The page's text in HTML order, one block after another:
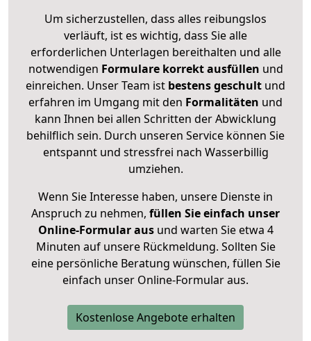
Um sicherzustellen, dass alles reibungslos
verläuft, ist es wichtig, dass Sie alle
erforderlichen Unterlagen bereithalten und alle
notwendigen Formulare korrekt ausfüllen und
einreichen. Unser Team ist bestens geschult und
erfahren im Umgang mit den Formalitäten und
kann Ihnen bei allen Schritten der Abwicklung
behilflich sein. Durch unseren Service können Sie
entspannt und stressfrei nach Wasserbillig
umziehen.
Wenn Sie Interesse haben, unsere Dienste in
Anspruch zu nehmen, füllen Sie einfach unser
Online-Formular ausund warten Sie etwa 4
Minuten auf unsere Rückmeldung. Sollten Sie
eine persönliche Beratung wünschen, füllen Sie
einfach unser Online-Formular aus.
Kostenlose Angebote erhalten